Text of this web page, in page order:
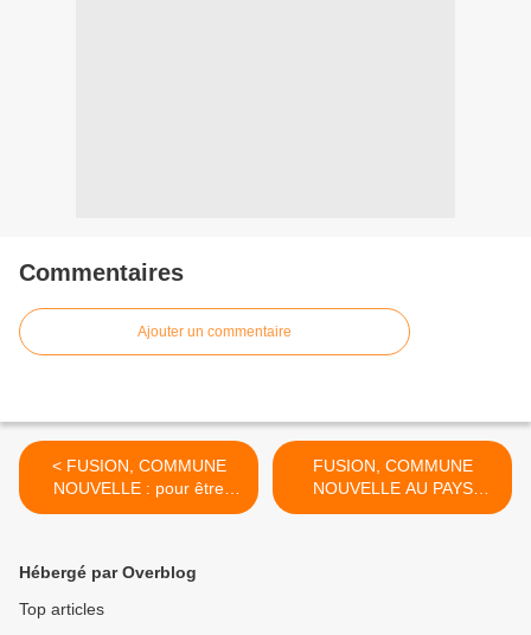
Commentaires
Ajouter un commentaire
< FUSION, COMMUNE
NOUVELLE : pour être
sérieux et honnêtes il faut
FUSION, COMMUNE
NOUVELLE AU PAYS
D'OLONNE suite >
Hébergé par Overblog
Top articles